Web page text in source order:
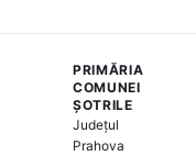
PRIMĂRIA
COMUNEI
ȘOTRILE
Județul
Prahova